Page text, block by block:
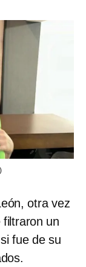
otra vez
un
fue de su